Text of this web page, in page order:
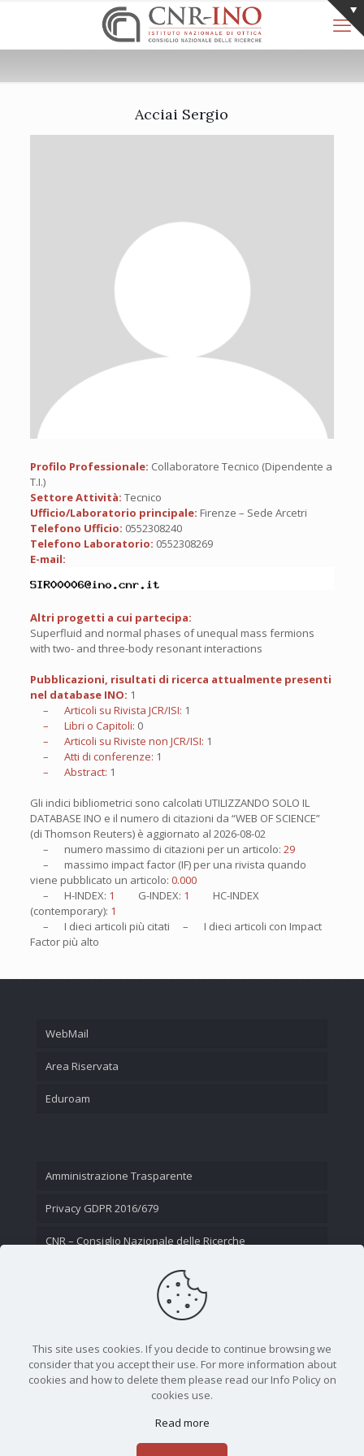
Acciai Sergio
Profilo Professionale: Collaboratore Tecnico (Dipendente a
T.I.)
Settore Attività: Tecnico
Ufficio/Laboratorio principale: Firenze – Sede Arcetri
Telefono Ufficio: 0552308240
Telefono Laboratorio: 0552308269
E-mail:
Altri progetti a cui partecipa:
Superfluid and normal phases of unequal mass fermions
with two- and three-body resonant interactions
Pubblicazioni, risultati di ricerca attualmente presenti
nel database INO: 1
– Articoli su Rivista JCR/ISI: 1
– Libri o Capitoli: 0
– Articoli su Riviste non JCR/ISI: 1
– Atti di conferenze: 1
– Abstract: 1
Gli indici bibliometrici sono calcolati UTILIZZANDO SOLO IL
DATABASE INO e il numero di citazioni da “WEB OF SCIENCE”
(di Thomson Reuters) è aggiornato al 2026-08-02
– numero massimo di citazioni per un articolo: 29
– massimo impact factor (IF) per una rivista quando
viene pubblicato un articolo: 0.000
– H-INDEX: 1 G-INDEX: 1
HC-INDEX
(contemporary): 1
– I dieci articoli più citati – I dieci articoli con Impact
Factor più alto
WebMail
Area Riservata
Eduroam
Amministrazione Trasparente
Privacy GDPR 2016/679
CNR – Consiglio Nazionale delle Ricerche
This site uses cookies. If you decide to continue browsing we
consider that you accept their use. For more information about
cookies and how to delete them please read our Info Policy on
cookies use.
Read more